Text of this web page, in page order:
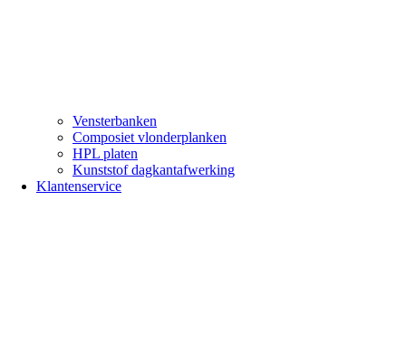
Vensterbanken
Composiet vlonderplanken
HPL platen
Kunststof dagkantafwerking
Klantenservice